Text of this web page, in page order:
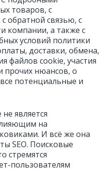
товаров, с
обратной связью, с
компании, а также с
условий политики
доставки, обмена,
файлов cookie, участия
прочих нюансов, о
потенциальные и
является
на
И всё же она
SEO. Поисковые
стремятся
пользователям